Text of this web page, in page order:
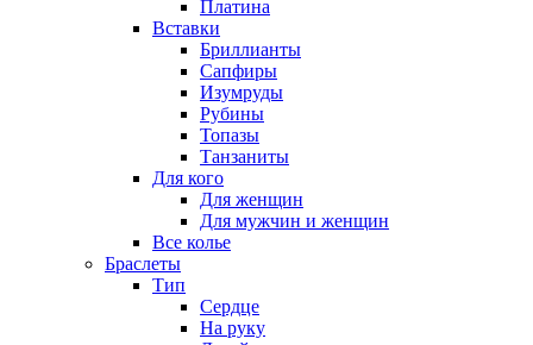
Платина
Вставки
Бриллианты
Сапфиры
Изумруды
Рубины
Топазы
Танзаниты
Для кого
Для женщин
Для мужчин и женщин
Все колье
Браслеты
Тип
Сердце
На руку